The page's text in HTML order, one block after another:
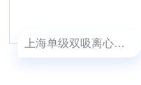
上海单级双吸离心泵-S、SH单级双吸卧式离心泵